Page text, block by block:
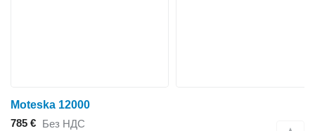
Moteska 12000
785 € Без НДС